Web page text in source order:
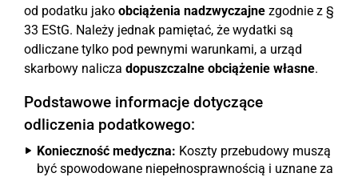
od podatku jako obciążenia nadzwyczajne zgodnie z §
33 EStG. Należy jednak pamiętać, że wydatki są
odliczane tylko pod pewnymi warunkami, a urząd
skarbowy nalicza dopuszczalne obciążenie własne.
Podstawowe informacje dotyczące
odliczenia podatkowego:
Konieczność medyczna: Koszty przebudowy muszą
być spowodowane niepełnosprawnością i uznane za